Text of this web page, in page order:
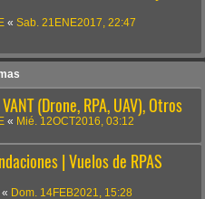
« Sab. 21ENE2017, 22:47
(Drone, RPA, UAV), Otros
« Mié. 12OCT2016, 03:12
| Vuelos de RPAS
« Dom. 14FEB2021, 15:28